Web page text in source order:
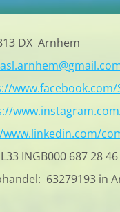
DX Arnhem
www.facebook.com/
INGB000 687 28 46
63279193 in